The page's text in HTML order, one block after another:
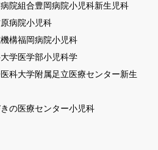
院組合豊岡病院小児科新生児科
病院小児科
構福岡病院小児科
学医学部小児科学
科大学附属足立医療センター新生
の医療センター小児科